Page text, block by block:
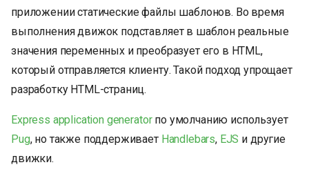
и
а
ц
и
я
п
приложении статические файлы шаблонов. Во время
выполнения движок подставляет в шаблон реальные
значения переменных и преобразует его в HTML,
который отправляется клиенту. Такой подход упрощает
разработку HTML-страниц.
Express application generatorпо умолчанию использует
Pug, но также поддерживает Handlebars, EJS и другие
движки.